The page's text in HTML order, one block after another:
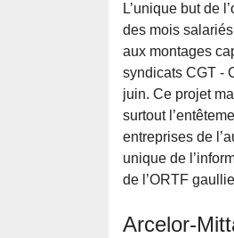
L’unique but de
des mois
aux montages
syndicats CGT -
juin. Ce projet
surtout
entreprises de
unique de
de l’ORTF
Arcelor-